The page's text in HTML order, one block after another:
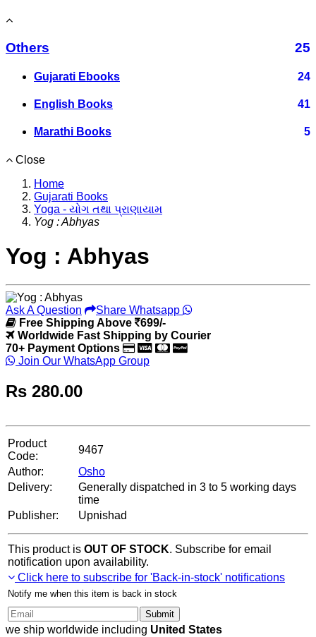
Others 25
Gujarati Ebooks 24
English Books 41
Marathi Books 5
Close
Home
Gujarati Books
Yoga - યોગ તથા પ્રાણાયામ
Yog : Abhyas
Yog : Abhyas
Ask A Question
Share Whatsapp
Free Shipping Above
699/-
Worldwide Fast Shipping by Courier
70+ Payment Options
Join Our WhatsApp Group
Rs 280.00
Product
Code:
9467
Author:
Osho
Delivery:
Generally dispatched in 3 to 5 working days
time
Publisher:
Upnishad
This product is OUT OF STOCK. Subscribe for email
notification upon availability.
Click here to subscribe for 'Back-in-stock' notifications
Notify me when this item is back in stock
Submit
we ship worldwide including United States